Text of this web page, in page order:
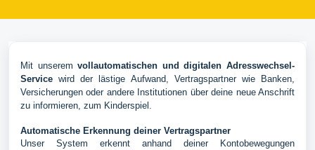
Mit unseremvollautomatischen und digitalen Adresswechsel-
Service wird der lästige Aufwand, Vertragspartner wie Banken,
Versicherungen oder andere Institutionen über deine neue Anschrift
zu informieren, zum Kinderspiel.
Automatische Erkennung deiner Vertragspartner
Unser System erkennt anhand deiner Kontobewegungen